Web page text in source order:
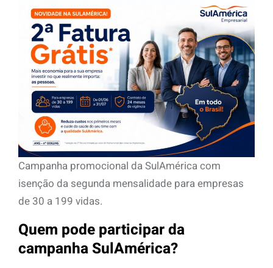
Campanha promocional da SulAmérica com
isenção da segunda mensalidade para empresas
de 30 a 199 vidas.
Quem pode participar da
campanha SulAmérica?